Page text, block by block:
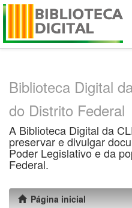
Skip
Biblioteca Digital
do Distrito Federal
A Biblioteca Digital da
preservar e divulgar
Poder Legislativo e da
Federal.
Página inicial